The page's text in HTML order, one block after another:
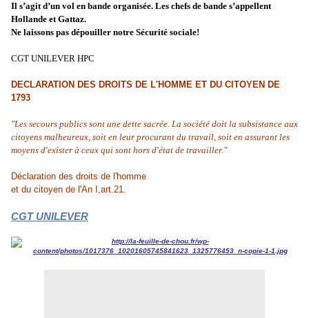
Il s’agit d’un vol en bande organisée. Les chefs de bande s’appellent
Hollande et Gattaz.
Ne laissons pas dépouiller notre Sécurité sociale!
CGT UNILEVER HPC
DECLARATION DES DROITS DE L'HOMME ET DU CITOYEN DE
1793
"Les secours publics sont une dette sacrée. La société doit la subsistance aux
citoyens malheureux, soit en leur procurant du travail, soit en assurant les
moyens d'exister à ceux qui sont hors d'état de travailler."
Déclaration des droits de l'homme
et du citoyen de l'An I,art.21.
CGT UNILEVER